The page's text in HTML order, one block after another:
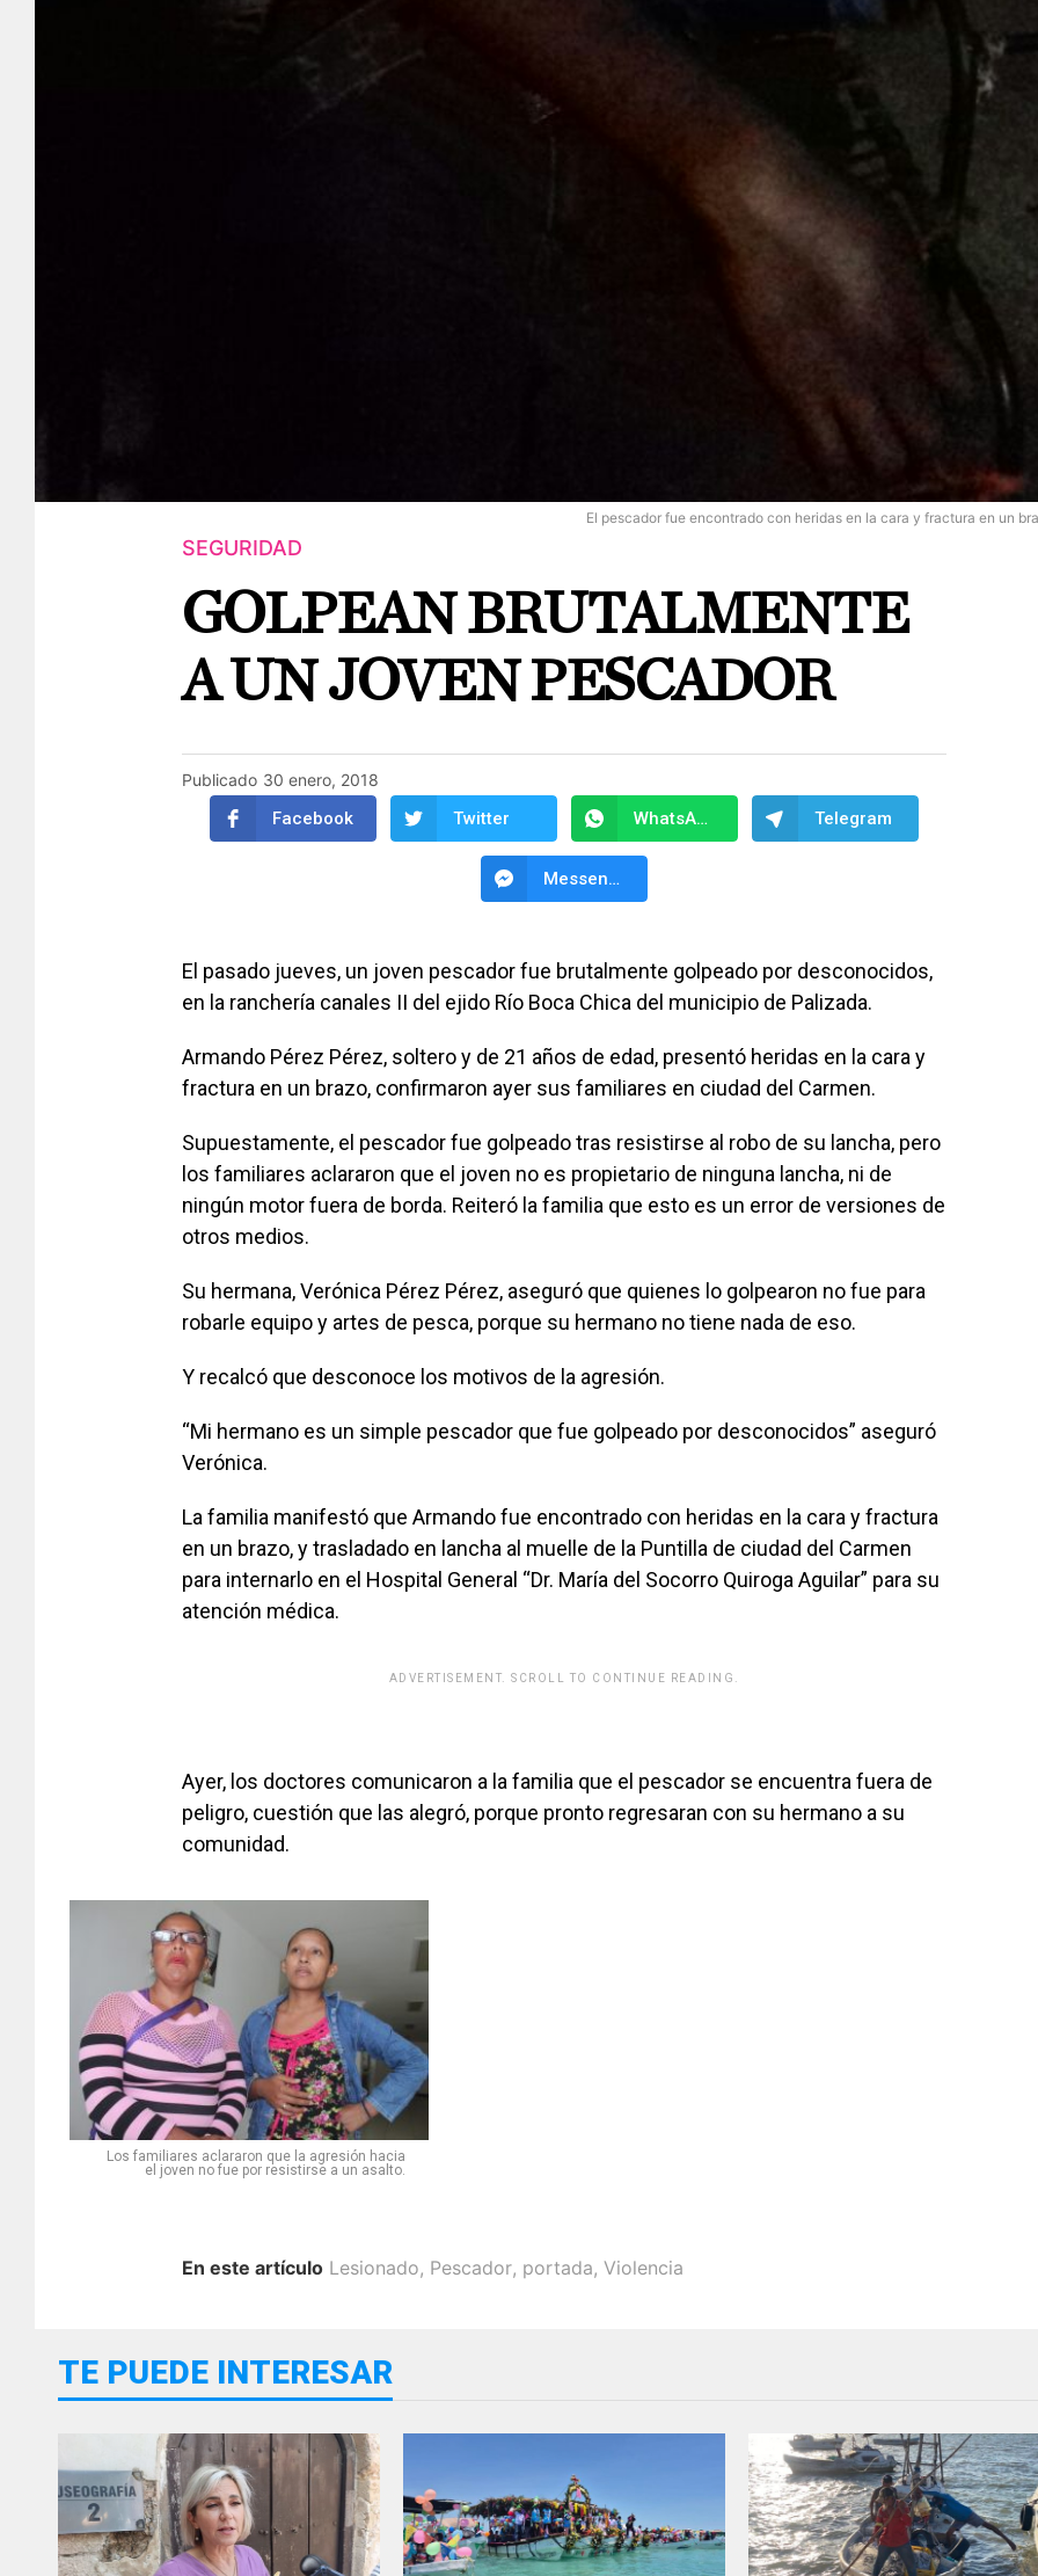
El pescador fue encontrado con heridas en la cara y fractura en un
SEGURIDAD
GOLPEAN BRUTALMENTE
A UN JOVEN PESCADOR
Publicado 30 enero, 2018
Facebook Twitter WhatsApp Telegram
Messenger
El pasado jueves, un joven pescador fue brutalmente golpeado por desconocidos,
en la ranchería canales II del ejido Río Boca Chica del municipio de Palizada.
Armando Pérez Pérez, soltero y de 21 años de edad, presentó heridas en la cara y
fractura en un brazo, confirmaron ayer sus familiares en ciudad del Carmen.
Supuestamente, el pescador fue golpeado tras resistirse al robo de su lancha, pero
los familiares aclararon que el joven no es propietario de ninguna lancha, ni de
ningún motor fuera de borda. Reiteró la familia que esto es un error de versiones de
otros medios.
Su hermana, Verónica Pérez Pérez, aseguró que quienes lo golpearon no fue para
robarle equipo y artes de pesca, porque su hermano no tiene nada de eso.
Y recalcó que desconoce los motivos de la agresión.
“Mi hermano es un simple pescador que fue golpeado por desconocidos” aseguró
Verónica.
La familia manifestó que Armando fue encontrado con heridas en la cara y fractura
en un brazo, y trasladado en lancha al muelle de la Puntilla de ciudad del Carmen
para internarlo en el Hospital General “Dr. María del Socorro Quiroga Aguilar” para su
atención médica.
ADVERTISEMENT. SCROLL TO CONTINUE READING.
Ayer, los doctores comunicaron a la familia que el pescador se encuentra fuera de
peligro, cuestión que las alegró, porque pronto regresaran con su hermano a su
comunidad.
Los familiares aclararon que la agresión hacia
el joven no fue por resistirse a un asalto.
En este artículo Lesionado, Pescador, portada, Violencia
TE PUEDE INTERESAR